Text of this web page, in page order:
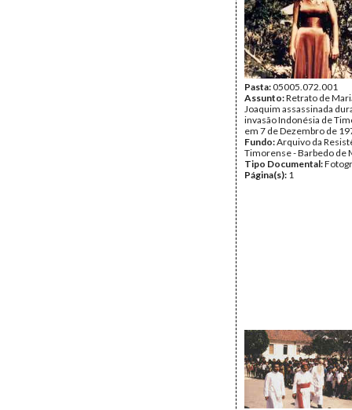
Pasta:05005.072.001
Assunto:Retrato de
Joaquim assassinada
invasão Indonésia de
em 7 de Dezembro de
Fundo:Arquivo da
Timorense - Barbedo de
Tipo Documental:
Página(s): 1